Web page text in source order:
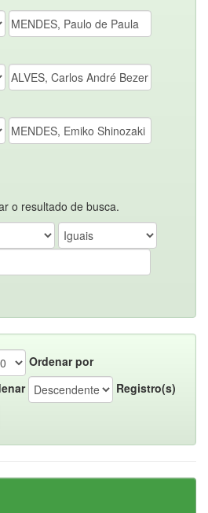
o resultado de busca.
Ordenar por
Registro(s)